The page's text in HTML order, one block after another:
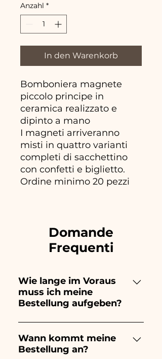
Anzahl *
In den Warenkorb
Bomboniera magnete
piccolo principe in
ceramica realizzato e
dipinto a mano
I magneti arriveranno
misti in quattro varianti
completi di sacchettino
con confetti e biglietto.
Ordine minimo 20 pezzi
Domande
Frequenti
Wie lange im Voraus
muss ich meine
Bestellung aufgeben?
Ceramiche Ania kreiert und
bemalt vollständig von Hand,
daher dauert ihre Herstellung
Wann kommt meine
Bestellung an?